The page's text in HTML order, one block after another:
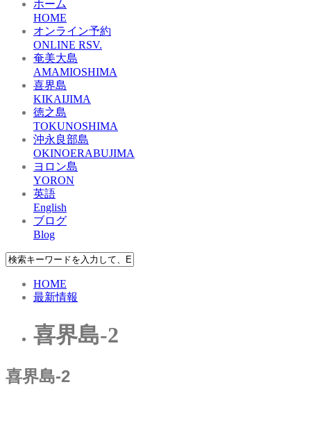
ホーム
HOME
オンライン予約
ONLINE RSV.
奄美大島
AMAMIOSHIMA
喜界島
KIKAIJIMA
徳之島
TOKUNOSHIMA
沖永良部島
OKINOERABUJIMA
ヨロン島
YORON
英語
English
ブログ
Blog
HOME
最新情報
喜界島-2
喜界島-2